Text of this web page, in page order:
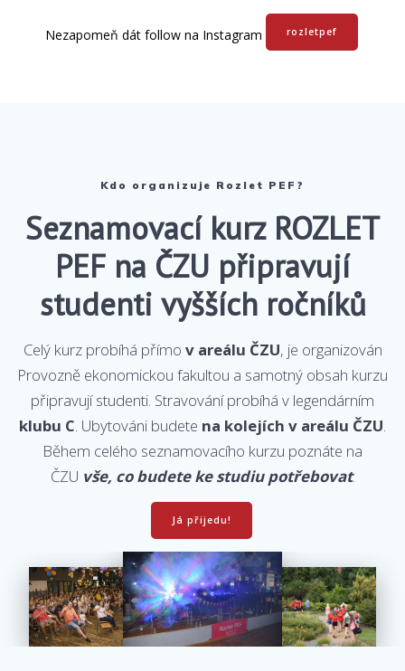
Nezapomeň dát follow na Instagram rozletpef
Kdo organizuje Rozlet PEF?
Seznamovací kurz ROZLET
PEF na ČZU připravují
studenti vyšších ročníků
Celý kurz probíhá přímo v areálu ČZU, je organizován
Provozně ekonomickou fakultou a samotný obsah kurzu
připravují studenti. Stravování probíhá v legendárním
klubu C. Ubytováni budete na kolejích v areálu ČZU.
Během celého seznamovacího kurzu poznáte na
ČZU vše, co budete ke studiu potřebovat.
Já přijedu!